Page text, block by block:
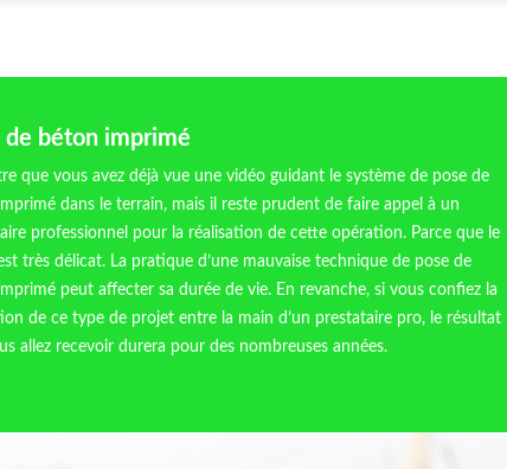
de béton imprimé
que vous avez déjà vue une vidéo guidant le système de pose de
dans le terrain, mais il reste prudent de faire appel à un
professionnel pour la réalisation de cette opération. Parce que le
très délicat. La pratique d’une mauvaise technique de pose de
peut affecter sa durée de vie. En revanche, si vous confiez la
de ce type de projet entre la main d’un prestataire pro, le résultat
allez recevoir durera pour des nombreuses années.